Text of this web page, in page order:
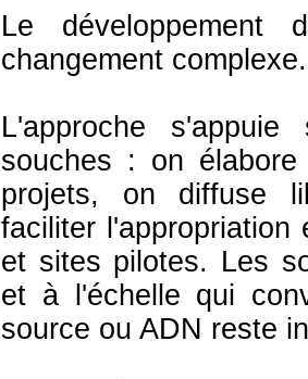
Le
changement complexe.
L'approche
souches : on
projets, on diffuse
faciliter l'appropriation
et sites pilotes. Les
et à l'échelle qui
source ou ADN reste